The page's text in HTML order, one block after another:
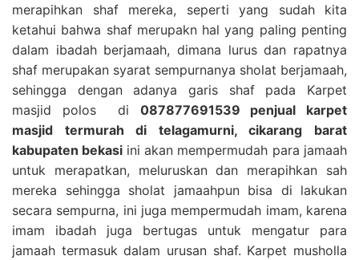
merapihkan shaf mereka, seperti yang sudah kita
ketahui bahwa shaf merupakn hal yang paling penting
dalam ibadah berjamaah, dimana lurus dan rapatnya
shaf merupakan syarat sempurnanya sholat berjamaah,
sehingga dengan adanya garis shaf pada Karpet
masjid polos di 087877691539 penjual karpet
masjid termurah di telagamurni, cikarang barat
kabupaten bekasi ini akan mempermudah para jamaah
untuk merapatkan, meluruskan dan merapihkan sah
mereka sehingga sholat jamaahpun bisa di lakukan
secara sempurna, ini juga mempermudah imam, karena
imam ibadah juga bertugas untuk mengatur para
jamaah termasuk dalam urusan shaf. Karpet musholla